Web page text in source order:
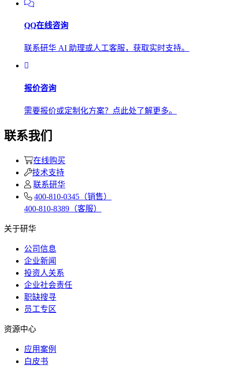
QQ在线咨询
联系研华 AI 助理或人工客服，获取实时支持。
报价咨询
需要报价或定制化方案？点此处了解更多。
联系我们
在线购买
技术支持
联系研华
400-810-0345（销售）
400-810-8389（客服）
关于研华
公司信息
企业新闻
投资人关系
企业社会责任
职缺搜寻
员工专区
资源中心
应用案例
白皮书